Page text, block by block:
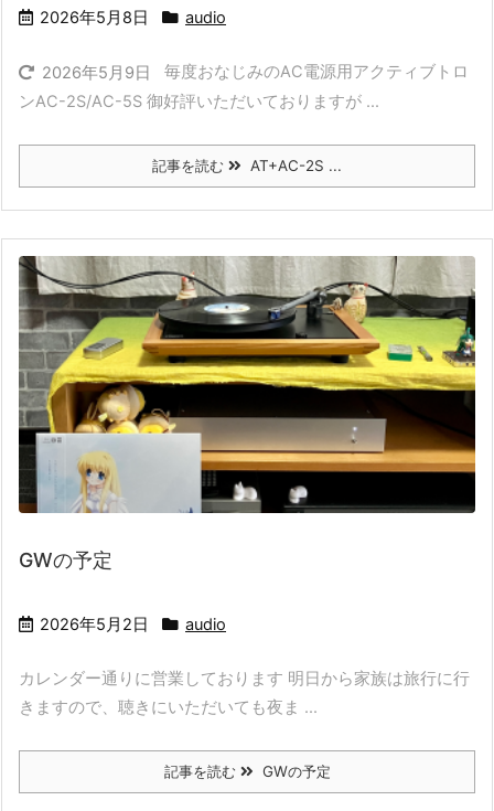
2026年5月8日 audio
2026年5月9日
毎度おなじみのAC電源用アクティブトロ
ンAC-2S/AC-5S 御好評いただいておりますが ...
記事を読む AT+AC-2S ...
GWの予定
2026年5月2日 audio
カレンダー通りに営業しております 明日から家族は旅行に行
きますので、聴きにいただいても夜ま ...
記事を読む GWの予定